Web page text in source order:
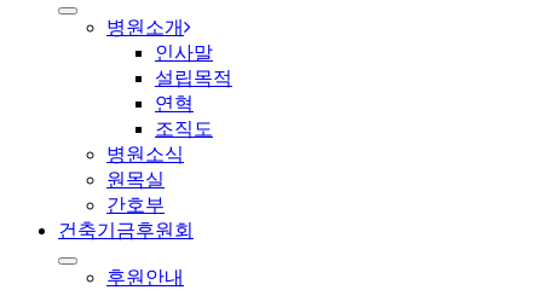
병원소개
인사말
설립목적
연혁
조직도
병원소식
원목실
간호부
건축기금후원회
후원안내